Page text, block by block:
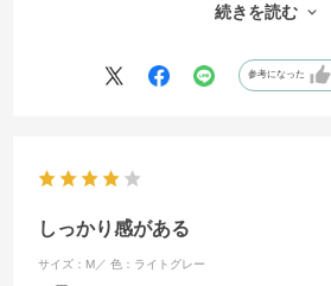
込ませたらジャストフｨットで快適な着け心
できました。来年日本に帰ったらリピ買いし
背中の汗やお風呂上がりの水滴は大敵です❗
続きを読む
参考になった
しっかり感がある
サイズ：M／ 色：ライトグレー